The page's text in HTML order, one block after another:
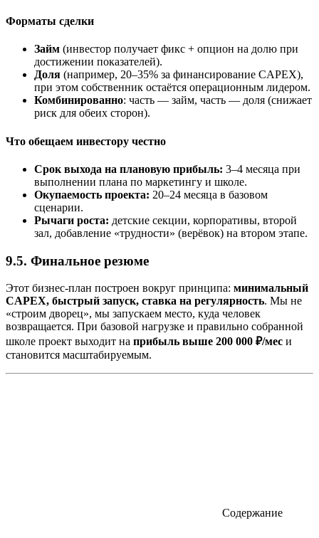
Форматы сделки
Займ (инвестор получает фикс + опцион на долю при
достижении показателей).
Доля (например, 20–35% за финансирование CAPEX),
при этом собственник остаётся операционным лидером.
Комбинированно: часть — займ, часть — доля (снижает
риск для обеих сторон).
Что обещаем инвестору честно
Срок выхода на плановую прибыль: 3–4 месяца при
выполнении плана по маркетингу и школе.
Окупаемость проекта: 20–24 месяца в базовом
сценарии.
Рычаги роста: детские секции, корпоративы, второй
зал, добавление «трудности» (верёвок) на втором этапе.
9.5. Финальное резюме
Этот бизнес-план построен вокруг принципа: минимальный
CAPEX, быстрый запуск, ставка на регулярность. Мы не
«строим дворец», мы запускаем место, куда человек
возвращается. При базовой нагрузке и правильно собранной
школе проект выходит на прибыль выше 200 000 ₽/мес и
становится масштабируемым.
Содержание